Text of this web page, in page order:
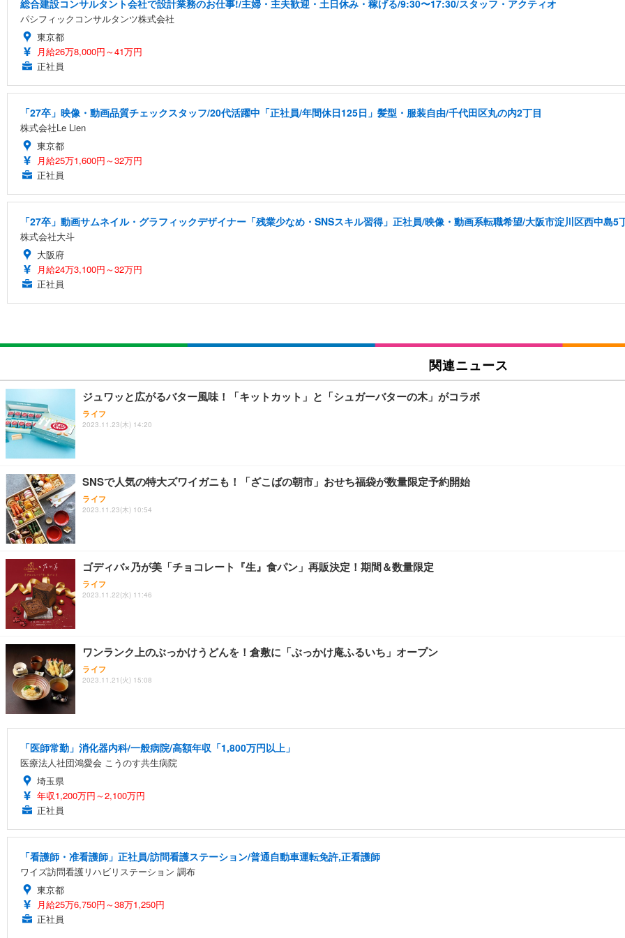
総合建設コンサルタント会社で設計業務のお仕事!/主婦・主夫歓迎・土日休み・稼げる/9:30〜17:30/スタッフ・アクティオ
パシフィックコンサルタンツ株式会社
東京都
月給26万8,000円～41万円
正社員
「27卒」映像・動画品質チェックスタッフ/20代活躍中「正社員/年間休日125日」髪型・服装自由/千代田区丸の内2丁目
株式会社Le Lien
東京都
月給25万1,600円～32万円
正社員
「27卒」動画サムネイル・グラフィックデザイナー「残業少なめ・SNSスキル習得」正社員/映像・動画系転職希望/大阪市淀川区西中島5
株式会社大斗
大阪府
月給24万3,100円～32万円
正社員
関連ニュース
ジュワッと広がるバター風味！「キットカット」と「シュガーバターの木」がコラボ
ライフ
2023.11.23(木) 14:20
SNSで人気の特大ズワイガニも！「ざこばの朝市」おせち福袋が数量限定予約開始
ライフ
2023.11.23(木) 10:54
ゴディバ×乃が美「チョコレート『生』食パン」再販決定！期間＆数量限定
ライフ
2023.11.22(水) 11:46
ワンランク上のぶっかけうどんを！倉敷に「ぶっかけ庵ふるいち」オープン
ライフ
2023.11.21(火) 15:08
「医師常勤」消化器内科/一般病院/高額年収「1,800万円以上」
医療法人社団鴻愛会 こうのす共生病院
埼玉県
年収1,200万円～2,100万円
正社員
「看護師・准看護師」正社員/訪問看護ステーション/普通自動車運転免許,正看護師
ワイズ訪問看護リハビリステーション 調布
東京都
月給25万6,750円～38万1,250円
正社員